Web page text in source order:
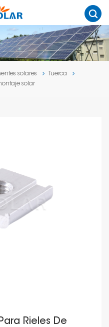
solares
Tuerca
solar
Rieles De